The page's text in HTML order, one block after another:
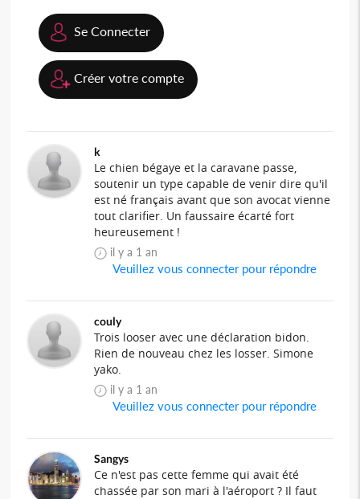
Se Connecter
Créer votre compte
k
Le chien bégaye et la caravane passe,
soutenir un type capable de venir dire qu'il
est né français avant que son avocat vienne
tout clarifier. Un faussaire écarté fort
heureusement !
il y a 1 an
Veuillez vous connecter pour répondre
couly
Trois looser avec une déclaration bidon.
Rien de nouveau chez les losser. Simone
yako.
il y a 1 an
Veuillez vous connecter pour répondre
Sangys
Ce n'est pas cette femme qui avait été
chassée par son mari à l'aéroport ? Il faut